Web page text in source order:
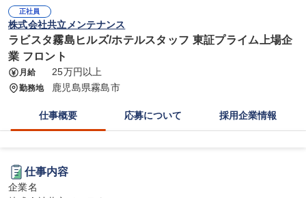
正社員
株式会社共立メンテナンス
ラビスタ霧島ヒルズ/ホテルスタッフ 東証プライム上場企
業 フロント
月給 25万円以上
勤務地 鹿児島県霧島市
仕事概要 応募について 採用企業情報
仕事内容
企業名